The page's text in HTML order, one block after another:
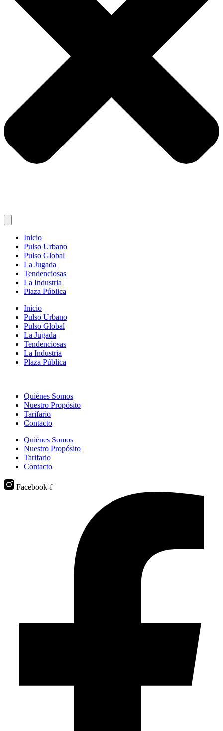
Inicio
Pulso Urbano
Pulso Global
La Jugada
Tendenciosas
La Industria
Plaza Pública
Inicio
Pulso Urbano
Pulso Global
La Jugada
Tendenciosas
La Industria
Plaza Pública
Quiénes Somos
Nuestro Propósito
Tarifario
Contacto
Quiénes Somos
Nuestro Propósito
Tarifario
Contacto
Facebook-f